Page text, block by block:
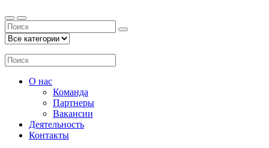
О нас
Команда
Партнеры
Вакансии
Деятельность
Контакты